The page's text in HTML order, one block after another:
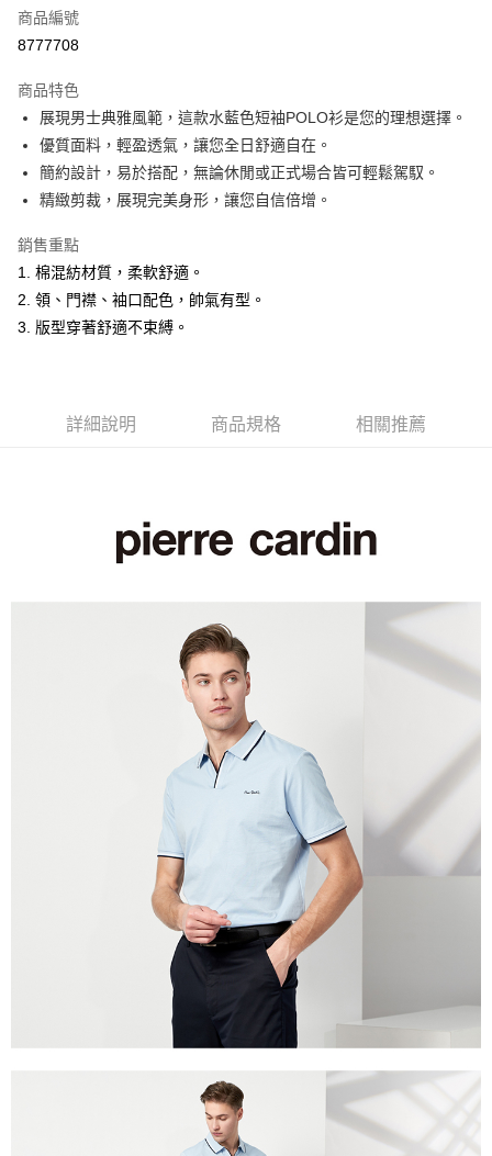
超商取貨付款
Apple Pay
悠遊付
Google Pay
ATM付款
全家取貨付款
每筆NT$60，滿NT$1,200(含以上)免運費
付款後萊爾富取貨
每筆NT$60，滿NT$1,200(含以上)免運費
每筆NT$60，滿NT$1,200(含以上)免運費
每筆NT$60，滿NT$1,200(含以上)免運費
每筆NT$80，滿NT$1,200(含以上)免運費
每筆NT$80，滿NT$1,200(含以上)免運費
商品編號
8777708
商品特色
展現男士典雅風範，這款水藍色短袖POLO衫是您的理想選擇。
優質面料，輕盈透氣，讓您全日舒適自在。
簡約設計，易於搭配，無論休閒或正式場合皆可輕鬆駕馭。
精緻剪裁，展現完美身形，讓您自信倍增。
銷售重點
1. 棉混紡材質，柔軟舒適。
2. 領、門襟、袖口配色，帥氣有型。
3. 版型穿著舒適不束縛。
詳細說明 商品規格 相關推薦